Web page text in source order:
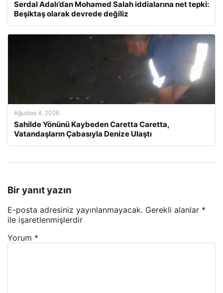
Serdal Adalı’dan Mohamed Salah iddialarına net tepki:
Beşiktaş olarak devrede değiliz
Ağustos 4, 2026
Sahilde Yönünü Kaybeden Caretta Caretta,
Vatandaşların Çabasıyla Denize Ulaştı
Bir yanıt yazın
E-posta adresiniz yayınlanmayacak. Gerekli alanlar *
ile işaretlenmişlerdir
Yorum *